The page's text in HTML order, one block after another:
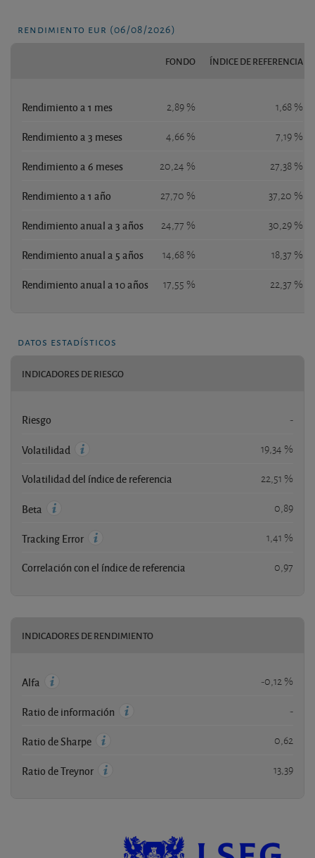
rendimiento eur (06/08/2026)
FONDO ÍNDICE DE REFERENCIA
Rendimiento a 1 mes 2,89 % 1,68 %
Rendimiento a 3 meses 4,66 % 7,19 %
Rendimiento a 6 meses 20,24 % 27,38 %
Rendimiento a 1 año 27,70 % 37,20 %
Rendimiento anual a 3 años 24,77 % 30,29 %
Rendimiento anual a 5 años 14,68 % 18,37 %
Rendimiento anual a 10 años 17,55 % 22,37 %
datos estadísticos
INDICADORES DE RIESGO
Riesgo -
Volatilidad 19,34 %
Volatilidad del índice de referencia 22,51 %
Beta 0,89
Tracking Error 1,41 %
Correlación con el índice de referencia 0,97
INDICADORES DE RENDIMIENTO
Alfa -0,12 %
Ratio de información -
Ratio de Sharpe 0,62
Ratio de Treynor 13,39